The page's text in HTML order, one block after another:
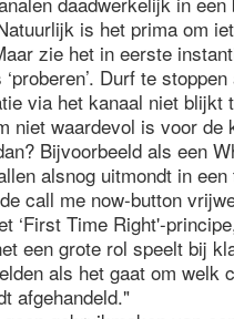
is het prima om
zie het in eerste
Durf te
via het kanaal niet blijkt
niet waardevol is voor de
Bijvoorbeeld als een
alsnog uitmondt in
call me now-button
‘First Time Right'-
een grote rol speelt bij
als het gaat om welk
afgehandeld."